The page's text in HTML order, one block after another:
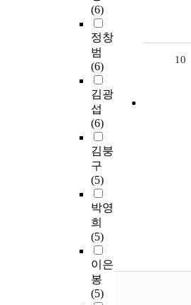
(6)
정창
범
(6)
김광
섭
(6)
김붕
구
(5)
박영
희
(5)
이은
봉
(5)
10